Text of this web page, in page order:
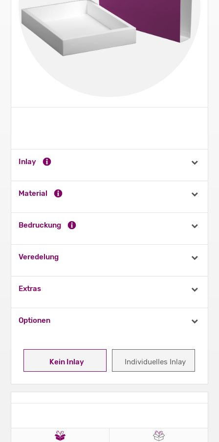
Kein Inlay Individuelles Inlay
Inlay
Material
Bedruckung
Veredelung
Extras
Optionen